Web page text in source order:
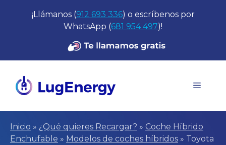
¡Llámanos (912 693 336) o escríbenos por
WhatsApp (681 954 497)!
Menú
Inicio » ¿Qué quieres Recargar? » Coche Híbrido
Enchufable » Modelos de coches híbridos » Toyota